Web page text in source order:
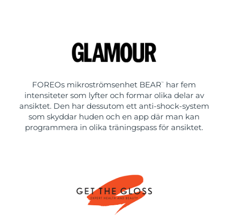
FOREOs mikroströmsenhet BEAR ™
har fem
intensiteter som lyfter och formar olika delar av
ansiktet. Den har dessutom ett anti-shock-system
som skyddar huden och en app där man kan
programmera in olika träningspass för ansiktet.